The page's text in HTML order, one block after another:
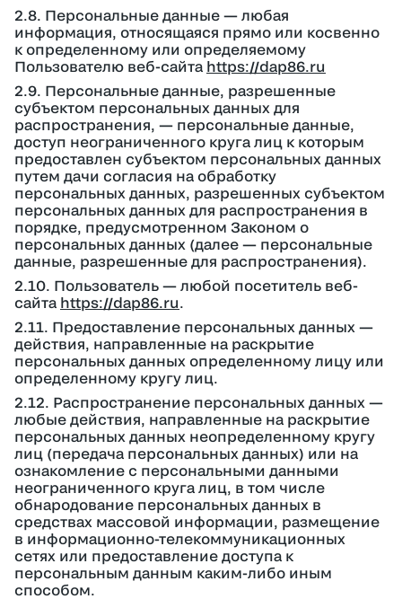
2.8. Персональные данные — любая
информация, относящаяся прямо или косвенно
к определенному или определяемому
Пользователю веб-сайта https://dap86.ru
2.9. Персональные данные, разрешенные
субъектом персональных данных для
распространения, — персональные данные,
доступ неограниченного круга лиц к которым
предоставлен субъектом персональных данных
путем дачи согласия на обработку
персональных данных, разрешенных субъектом
персональных данных для распространения в
порядке, предусмотренном Законом о
персональных данных (далее — персональные
данные, разрешенные для распространения).
2.10. Пользователь — любой посетитель веб-
сайта https://dap86.ru.
2.11. Предоставление персональных данных —
действия, направленные на раскрытие
персональных данных определенному лицу или
определенному кругу лиц.
2.12. Распространение персональных данных —
любые действия, направленные на раскрытие
персональных данных неопределенному кругу
лиц (передача персональных данных) или на
ознакомление с персональными данными
неограниченного круга лиц, в том числе
обнародование персональных данных в
средствах массовой информации, размещение
в информационно-телекоммуникационных
сетях или предоставление доступа к
персональным данным каким-либо иным
способом.